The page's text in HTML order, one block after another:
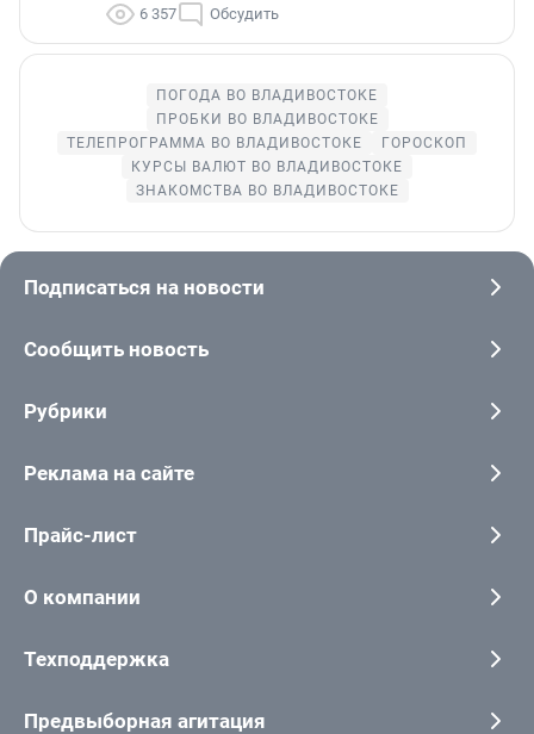
6 357 Обсудить
ПОГОДА ВО ВЛАДИВОСТОКЕ
ПРОБКИ ВО ВЛАДИВОСТОКЕ
ТЕЛЕПРОГРАММА ВО ВЛАДИВОСТОКЕ
ГОРОСКОП
КУРСЫ ВАЛЮТ ВО ВЛАДИВОСТОКЕ
ЗНАКОМСТВА ВО ВЛАДИВОСТОКЕ
Подписаться на новости
Сообщить новость
Рубрики
Реклама на сайте
Прайс-лист
О компании
Техподдержка
Предвыборная агитация